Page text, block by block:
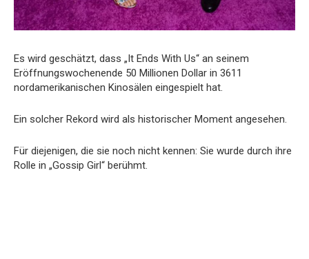
Es wird geschätzt, dass „It Ends With Us“ an seinem
Eröffnungswochenende 50 Millionen Dollar in 3611
nordamerikanischen Kinosälen eingespielt hat.
Ein solcher Rekord wird als historischer Moment angesehen.
Für diejenigen, die sie noch nicht kennen: Sie wurde durch ihre
Rolle in „Gossip Girl“ berühmt.